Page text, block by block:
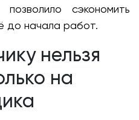
сэкономить
до начала работ.
нельзя
на